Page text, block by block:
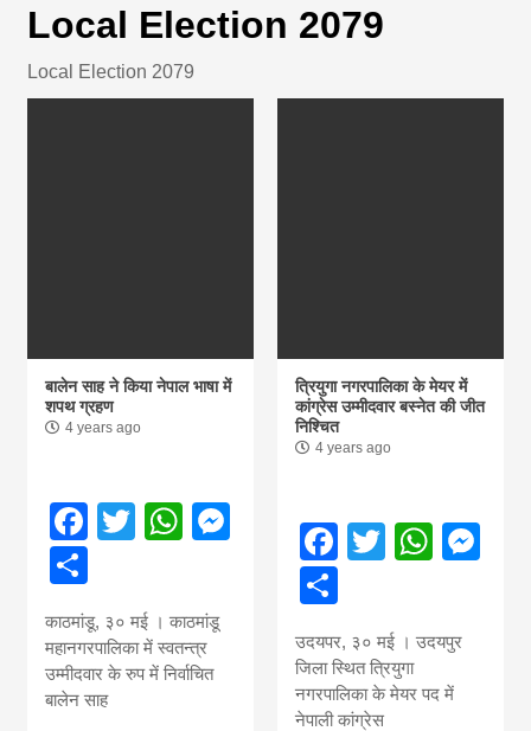
magazine of
news,
khabar
Local Election 2079
Local Election 2079
बालेन साह ने किया नेपाल भाषा में
शपथ ग्रहण
4 years ago
Facebook
TwitterWhatsApp
Messenger
काठमांडू, ३० मई । काठमांडू
महानगरपालिका में स्वतन्त्र
उम्मीदवार के रुप में निर्वाचित
बालेन साह
त्रियुगा नगरपालिका के मेयर में
कांग्रेस उम्मीदवार बस्नेत की जीत
निश्चित
4 years ago
Facebook
Twitter
Share
उदयपर, ३० मई । उदयपुर
जिला स्थित त्रियुगा
नगरपालिका के मेयर पद में
नेपाली कांग्रेस